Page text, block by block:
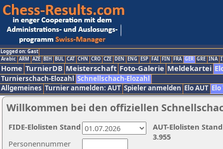
Logged on: Gast
Arabic ARM AZE BIH BUL CAT CHN CRO CZE DEN ENG ESP FAI FIN FRA GER GRE INA
Home TurnierDB Meisterschaft Foto-Galerie Meldekartei
Turnierschach-Elozahl Schnellschach-Elozahl
Allgemeines Turnier anmelden: AUT Spieler anmelden Elo AUT
Willkommen bei den offiziellen
Personennummer
AUT-Elolisten
3.955
FIDE-Elolisten Stand